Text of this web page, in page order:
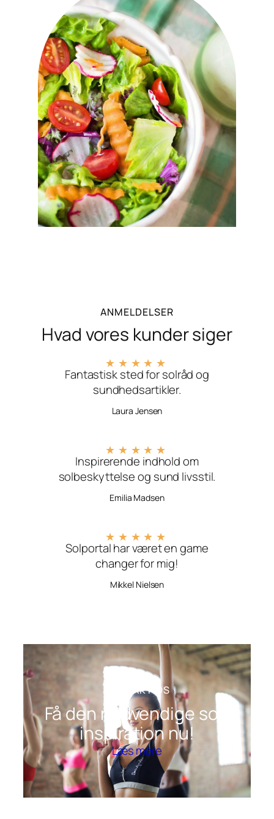
ANMELDELSER
Hvad vores kunder siger
★ ★ ★ ★ ★
Fantastisk sted for solråd og
sundhedsartikler.
Laura Jensen
★ ★ ★ ★ ★
Inspirerende indhold om
solbeskyttelse og sund livsstil.
Emilia Madsen
★ ★ ★ ★ ★
Solportal har været en game
changer for mig!
Mikkel Nielsen
KONTAKT OS
Få den nødvendige sol-
inspiration nu!
Læs mere